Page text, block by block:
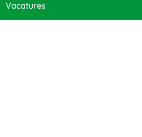
Vacatures